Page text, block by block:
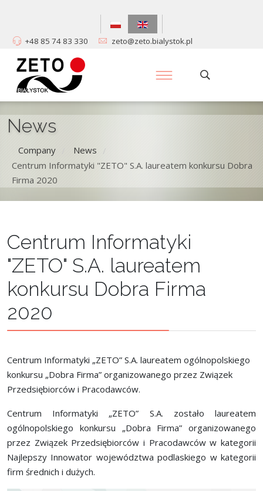
+48 85 74 83 330 zeto@zeto.bialystok.pl
News
Company News /
Centrum Informatyki "ZETO" S.A. laureatem konkursu Dobra
Firma 2020
Centrum Informatyki
"ZETO" S.A. laureatem
konkursu Dobra Firma
2020
Centrum Informatyki „ZETO” S.A. laureatem ogólnopolskiego
konkursu „Dobra Firma” organizowanego przez Związek
Przedsiębiorców i Pracodawców.
Centrum Informatyki „ZETO” S.A. zostało laureatem
ogólnopolskiego konkursu „Dobra Firma” organizowanego
przez Związek Przedsiębiorców i Pracodawców w kategorii
Najlepszy Innowator województwa podlaskiego w kategorii
firm średnich i dużych.